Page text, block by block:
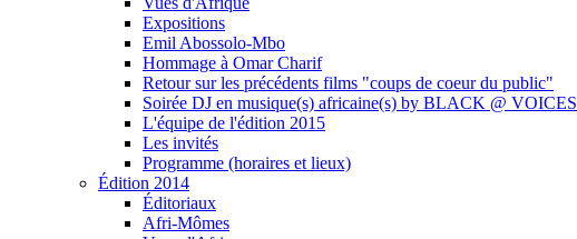
Expositions
Emil Abossolo-Mbo
Hommage à Omar Charif
Retour sur les précédents films "coups de coeur du public"
Soirée DJ en musique(s) africaine(s) by BLACK @ VOICES
L'équipe de l'édition 2015
Les invités
Programme (horaires et lieux)
Édition 2014
Éditoriaux
Afri-Mômes